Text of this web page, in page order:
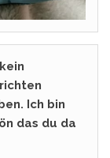
Ich bin
das du da